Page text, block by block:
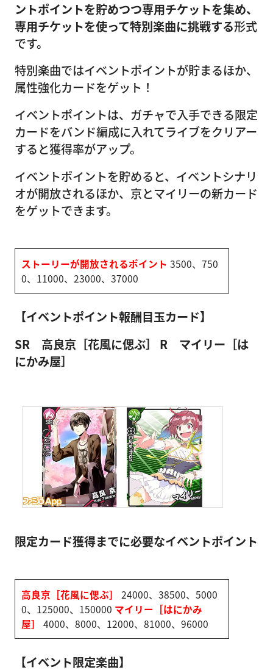
ントポイントを貯めつつ専用チケットを集め、
専用チケットを使って特別楽曲に挑戦する形式
です。
特別楽曲ではイベントポイントが貯まるほか、
属性強化カードをゲット！
イベントポイントは、ガチャで入手できる限定
カードをバンド編成に入れてライブをクリアー
すると獲得率がアップ。
イベントポイントを貯めると、イベントシナリ
オが開放されるほか、京とマイリーの新カード
をゲットできます。
ストーリーが開放されるポイント 3500、750
0、11000、23000、37000
【イベントポイント報酬目玉カード】
SR 高良京［花風に偲ぶ］
R マイリー［は
にかみ屋］
限定カード獲得までに必要なイベントポイント
高良京［花風に偲ぶ］
24000、38500、5000
0、125000、150000 マイリー［はにかみ
屋］
4000、8000、12000、81000、96000
【イベント限定楽曲】